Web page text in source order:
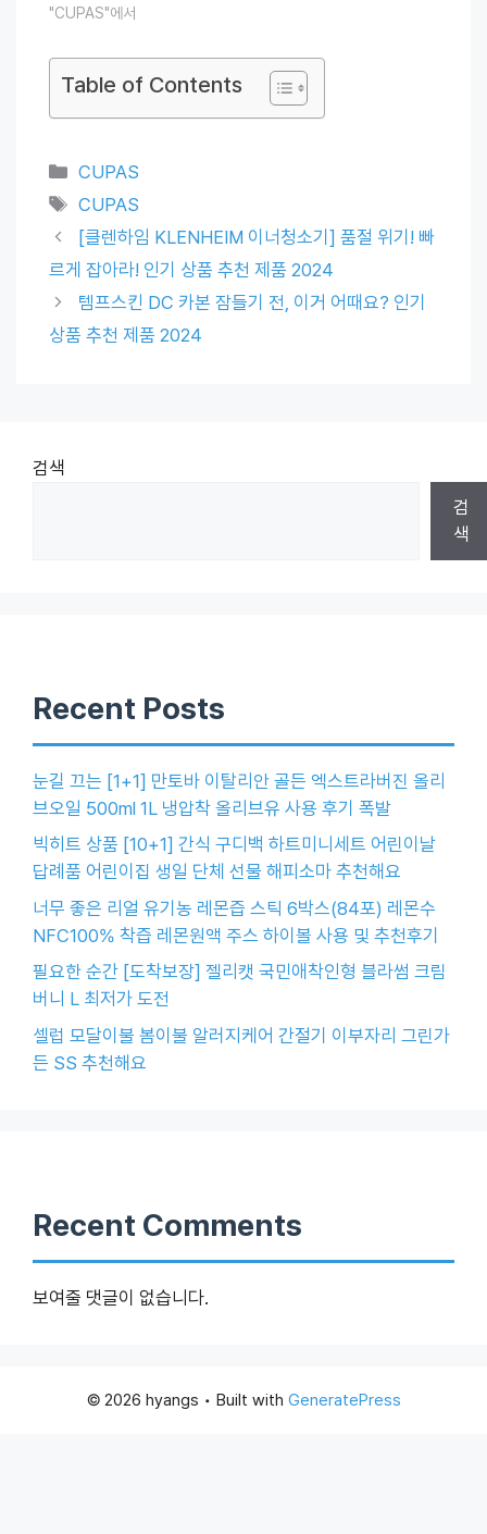
"CUPAS"에서
Table of Contents
Categories
CUPAS
Tags
CUPAS
[클렌하임 KLENHEIM 이너청소기] 품절 위기! 빠
르게 잡아라! 인기 상품 추천 제품 2024
템프스킨 DC 카본 잠들기 전, 이거 어때요? 인기
상품 추천 제품 2024
검색
검
색
Recent Posts
눈길 끄는 [1+1] 만토바 이탈리안 골든 엑스트라버진 올리
브오일 500ml 1L 냉압착 올리브유 사용 후기 폭발
빅히트 상품 [10+1] 간식 구디백 하트미니세트 어린이날
답례품 어린이집 생일 단체 선물 해피소마 추천해요
너무 좋은 리얼 유기농 레몬즙 스틱 6박스(84포) 레몬수
NFC100% 착즙 레몬원액 주스 하이볼 사용 및 추천후기
필요한 순간 [도착보장] 젤리캣 국민애착인형 블라썸 크림
버니 L 최저가 도전
셀럽 모달이불 봄이불 알러지케어 간절기 이부자리 그린가
든 SS 추천해요
Recent Comments
보여줄 댓글이 없습니다.
© 2026 hyangs • Built with GeneratePress